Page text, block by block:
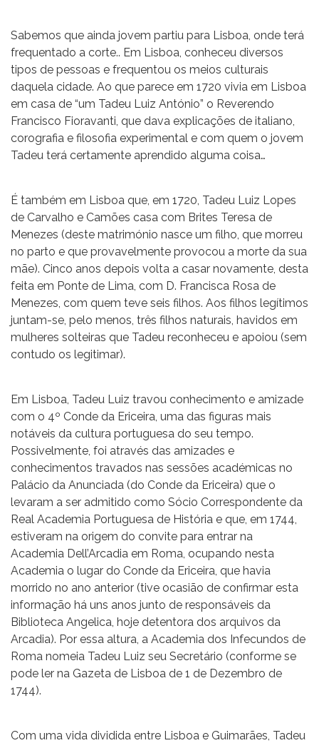
Sabemos que ainda jovem partiu para Lisboa, onde terá
frequentado a corte.. Em Lisboa, conheceu diversos
tipos de pessoas e frequentou os meios culturais
daquela cidade. Ao que parece em 1720 vivia em Lisboa
em casa de “um Tadeu Luiz António” o Reverendo
Francisco Fioravanti, que dava explicações de italiano,
corografia e filosofia experimental e com quem o jovem
Tadeu terá certamente aprendido alguma coisa…
É também em Lisboa que, em 1720, Tadeu Luiz Lopes
de Carvalho e Camões casa com Brites Teresa de
Menezes (deste matrimónio nasce um filho, que morreu
no parto e que provavelmente provocou a morte da sua
mãe). Cinco anos depois volta a casar novamente, desta
feita em Ponte de Lima, com D. Francisca Rosa de
Menezes, com quem teve seis filhos. Aos filhos legítimos
juntam-se, pelo menos, três filhos naturais, havidos em
mulheres solteiras que Tadeu reconheceu e apoiou (sem
contudo os legitimar).
Em Lisboa, Tadeu Luiz travou conhecimento e amizade
com o 4º Conde da Ericeira, uma das figuras mais
notáveis da cultura portuguesa do seu tempo.
Possivelmente, foi através das amizades e
conhecimentos travados nas sessões académicas no
Palácio da Anunciada (do Conde da Ericeira) que o
levaram a ser admitido como Sócio Correspondente da
Real Academia Portuguesa de História e que, em 1744,
estiveram na origem do convite para entrar na
Academia Dell’Arcadia em Roma, ocupando nesta
Academia o lugar do Conde da Ericeira, que havia
morrido no ano anterior (tive ocasião de confirmar esta
informação há uns anos junto de responsáveis da
Biblioteca Angelica, hoje detentora dos arquivos da
Arcadia). Por essa altura, a Academia dos Infecundos de
Roma nomeia Tadeu Luiz seu Secretário (conforme se
pode ler na Gazeta de Lisboa de 1 de Dezembro de
1744).
Com uma vida dividida entre Lisboa e Guimarães, Tadeu